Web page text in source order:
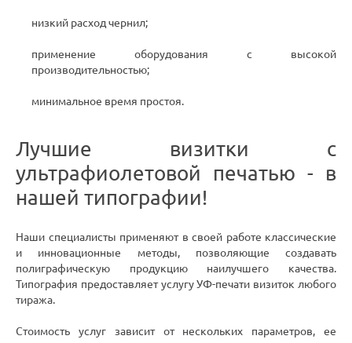
низкий расход чернил;
применение оборудования с высокой
производительностью;
минимальное время простоя.
Лучшие визитки с
ультрафиолетовой печатью - в
нашей типографии!
Наши специалисты применяют в своей работе классические
и инновационные методы, позволяющие создавать
полиграфическую продукцию наилучшего качества.
Типография предоставляет услугу УФ-печати визиток любого
тиража.
Стоимость услуг зависит от нескольких параметров, ее